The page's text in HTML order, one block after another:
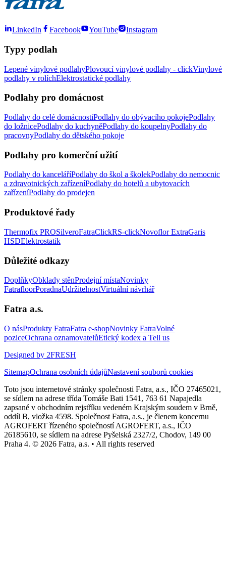
LinkedIn Facebook YouTube Instagram
Typy podlah
Lepené vinylové podlahyPlovoucí vinylové podlahy - clickVinylové
podlahy v rolíchElektrostatické podlahy
Podlahy pro domácnost
Podlahy do celé domácnostiPodlahy do obývacího pokojePodlahy
do ložnicePodlahy do kuchyněPodlahy do koupelnyPodlahy do
pracovnyPodlahy do dětského pokoje
Podlahy pro komerční užití
Podlahy do kanceláříPodlahy do škol a školekPodlahy do nemocnic
a zdravotnických zařízeníPodlahy do hotelů a ubytovacích
zařízeníPodlahy do prodejen
Produktové řady
Thermofix PROSilveroFatraClickRS-clickNovoflor ExtraGaris
HSDElektrostatik
Důležité odkazy
DoplňkyObklady stěnProdejní místaNovinky
FatrafloorPoradnaUdržitelnostVirtuální návrhář
Fatra a.s.
O násProdukty FatraFatra e-shopNovinky FatraVolné
poziceOchrana oznamovatelůEtický kodex a Tell us
Designed by 2FRESH
SitemapOchrana osobních údajůNastavení souborů cookies
Toto jsou internetové stránky společnosti Fatra, a.s., IČO 27465021,
se sídlem na adrese třída Tomáše Bati 1541, 763 61 Napajedla
zapsané v obchodním rejstříku vedeném Krajským soudem v Brně,
oddíl B, vložka 4598. Společnost Fatra, a.s., je členem koncernu
AGROFERT řízeného společností AGROFERT, a.s., IČO
26185610, se sídlem na adrese Pyšelská 2327/2, Chodov, 149 00
Praha 4. © 2026 Fatra, a.s. • All rights reserved